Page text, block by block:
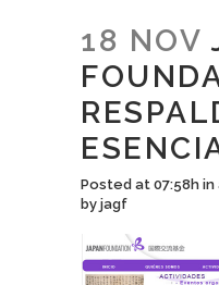
18 NOV
Posted at 07:58h in
by jagf